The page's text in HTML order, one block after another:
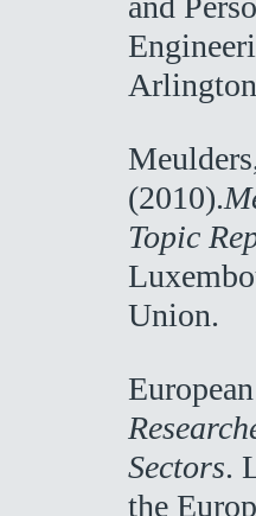
(2010).
Topic
Union.
Sectors.
the